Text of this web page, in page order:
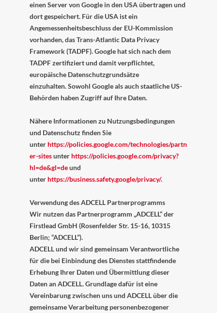
einen Server von Google in den USA übertragen und
dort gespeichert. Für die USA ist ein
Angemessenheitsbeschluss der EU-Kommission
vorhanden, das Trans-Atlantic Data Privacy
Framework (TADPF).Google hat sich nach dem
TADPF zertifiziert und damit verpflichtet,
europäische Datenschutzgrundsätze
einzuhalten.Sowohl Google als auch staatliche US-
Behörden haben Zugriff auf Ihre Daten.
Nähere Informationen zu Nutzungsbedingungen
und Datenschutz finden Sie
unter https://policies.google.com/technologies/partn
er-sitesunter https://policies.google.com/privacy?
hl=de&gl=deund
unter https://business.safety.google/privacy/.
Verwendung des ADCELL Partnerprogramms
Wir nutzen das Partnerprogramm „ADCELL“ der
Firstlead GmbH (Rosenfelder Str. 15-16, 10315
Berlin; “ADCELL”).
ADCELL und wir sind gemeinsam Verantwortliche
für die bei Einbindung des Dienstes stattfindende
Erhebung Ihrer Daten und Übermittlung dieser
Daten an ADCELL. Grundlage dafür ist eine
Vereinbarung zwischen uns und ADCELL über die
gemeinsame Verarbeitung personenbezogener